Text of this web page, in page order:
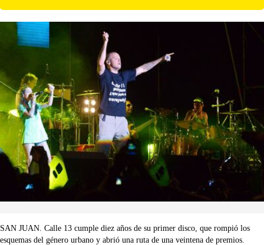
SAN JUAN. Calle 13 cumple diez años de su primer disco, que rompió los
esquemas del género urbano y abrió una ruta de una veintena de premios.